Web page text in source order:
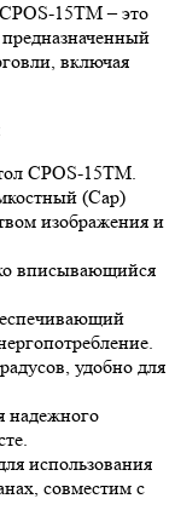
15TM – это
включая
CPOS-15TM.
(Cap)
изображения и
вписывающийся
удобно для
надежного
использования
совместим с